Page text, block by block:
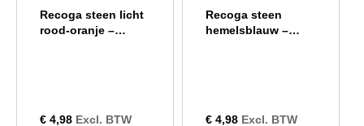
Recoga steen licht
rood-oranje –
€ 4,98 Excl. BTW
Recoga steen
hemelsblauw –
€ 4,98 Excl. BTW